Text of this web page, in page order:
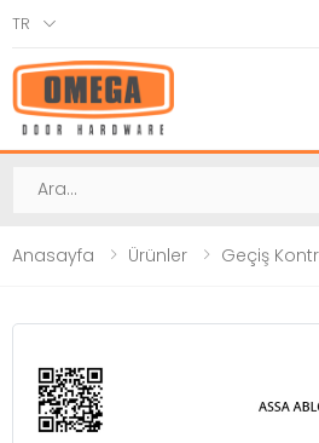
TR
Ara
Anasayfa Ürünler Geçiş